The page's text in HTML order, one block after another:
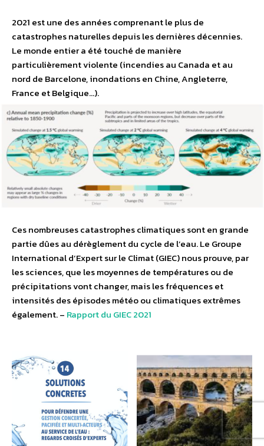
2021 est une des années comprenant le plus de
catastrophes naturelles depuis les dernières décennies.
Le monde entier a été touché de manière
particulièrement violente (incendies au Canada et au
nord de Barcelone, inondations en Chine, Angleterre,
France et Belgique…).
Ces nombreuses catastrophes climatiques sont en grande
partie dûes au dérèglement du cycle de l’eau. Le Groupe
International d’Expert sur le Climat (GIEC) nous prouve, par
les sciences, que les moyennes de températures ou de
précipitations vont changer, mais les fréquences et
intensités des épisodes météo ou climatiques extrêmes
également. – Rapport du GIEC 2021